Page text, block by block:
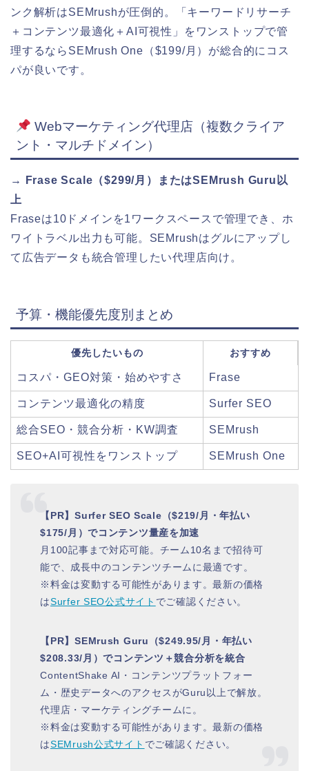
ンク解析はSEMrushが圧倒的。「キーワードリサーチ
＋コンテンツ最適化＋AI可視性」をワンストップで管
理するならSEMrush One（$199/月）が総合的にコス
パが良いです。
Webマーケティング代理店（複数クライア
ント・マルチドメイン）
→ Frase Scale（$299/月）またはSEMrush Guru以
上
Fraseは10ドメインを1ワークスペースで管理でき、ホ
ワイトラベル出力も可能。SEMrushはグルにアップし
て広告データも統合管理したい代理店向け。
予算・機能優先度別まとめ
優先したいもの おすすめ
コスパ・GEO対策・始めやすさ Frase
コンテンツ最適化の精度 Surfer SEO
総合SEO・競合分析・KW調査 SEMrush
SEO+AI可視性をワンストップ SEMrush One
【PR】Surfer SEO Scale（$219/月・年払い
$175/月）でコンテンツ量産を加速
月100記事まで対応可能。チーム10名まで招待可
能で、成長中のコンテンツチームに最適です。
※料金は変動する可能性があります。最新の価格
はSurfer SEO公式サイト でご確認ください。
【PR】SEMrush Guru（$249.95/月・年払い
$208.33/月）でコンテンツ＋競合分析を統合
ContentShake AI・コンテンツプラットフォー
ム・歴史データへのアクセスがGuru以上で解放。
代理店・マーケティングチームに。
※料金は変動する可能性があります。最新の価格
はSEMrush公式サイト でご確認ください。